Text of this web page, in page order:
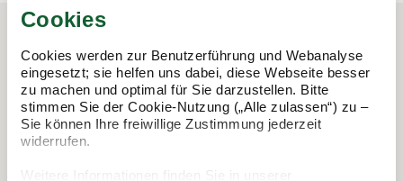
Cookies
Cookies werden zur Benutzerführung und Webanalyse
eingesetzt; sie helfen uns dabei, diese Webseite besser
zu machen und optimal für Sie darzustellen. Bitte
stimmen Sie der Cookie-Nutzung („Alle zulassen“) zu –
Sie können Ihre freiwillige Zustimmung jederzeit
widerrufen.
In 3 Schritten zur Steuererklärung.
So funktioniert's: